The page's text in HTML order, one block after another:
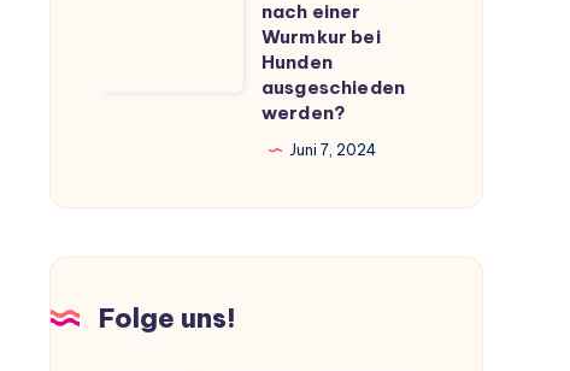
Hunden
ausgeschieden
nach einer
Wurmkur bei
Hunden
ausgeschieden
werden?
Juni 7, 2024
Folge uns!